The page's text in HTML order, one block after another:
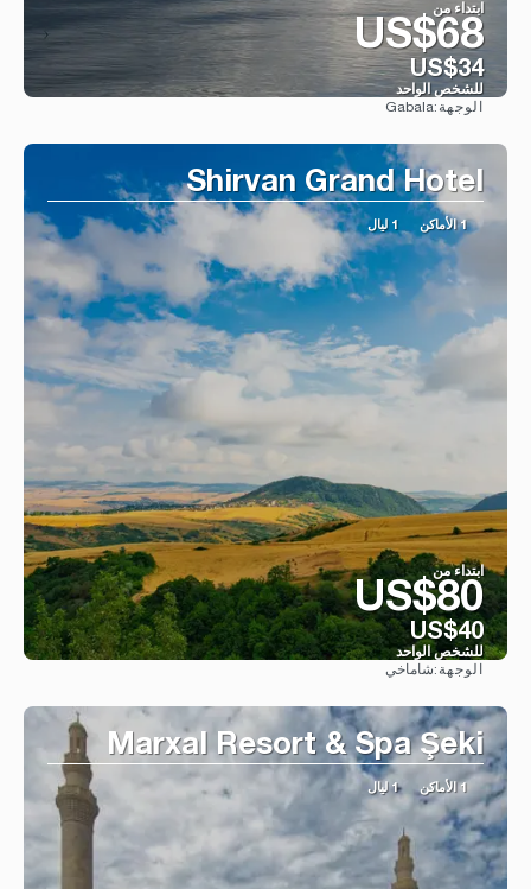
ابتداء من
US$68
US$34
للشخص الواحد
الوجهة:Gabala
Shirvan Grand Hotel
1 الأماكن 1 ليال
ابتداء من
US$80
US$40
للشخص الواحد
الوجهة:شاماخي
Marxal Resort & Spa Şeki
1 الأماكن 1 ليال